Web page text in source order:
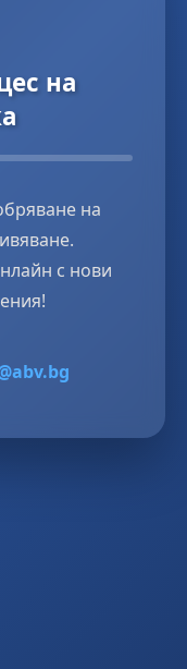
на
на
с нови